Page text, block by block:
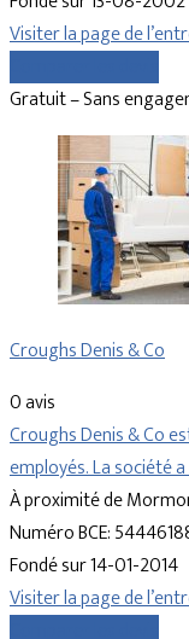
Visiter la page de
Gratuit – Sans
Croughs Denis & Co
0 avis
Croughs Denis & Co
employés. La société
À proximité de
Numéro BCE:
Fondé sur 14-01-2014
Visiter la page de